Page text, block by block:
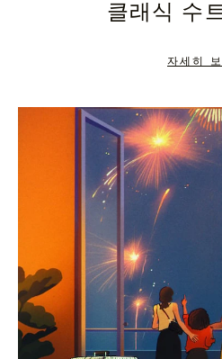
TO
UNMUTE
클래식 수
자세히